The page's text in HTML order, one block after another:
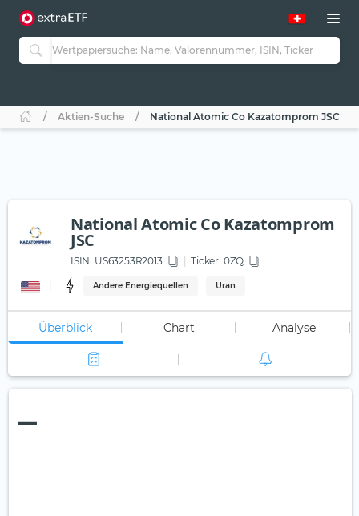
Aktien-Suche National Atomic Co Kazatomprom JSC
National Atomic Co Kazatomprom
JSC
ISIN: US63253R2013 Ticker: 0ZQ
Andere Energiequellen Uran
Überblick Chart Analyse
—